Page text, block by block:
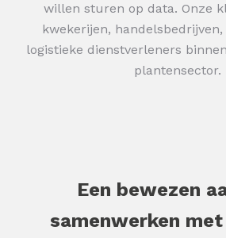
willen sturen op data. Onze
kwekerijen,
logistieke dienstverleners
plantensector.
Een bewezen
samenwerken met